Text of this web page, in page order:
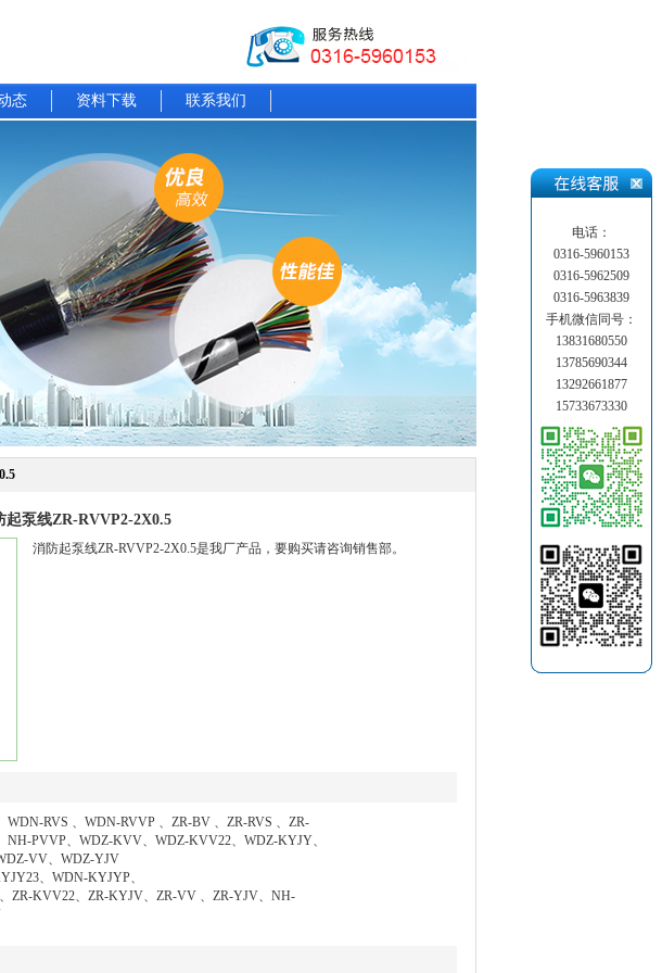
态 资料下载 联系我们
起泵线ZR-RVVP2-2X0.5
消防起泵线ZR-RVVP2-2X0.5是我厂产品，要购买请咨询销售部。
RVS 、WDN-RVVP 、ZR-BV 、ZR-RVS 、ZR-
PVVP、WDZ-KVV、WDZ-KVV22、WDZ-KYJY、
VV、WDZ-YJV
、WDN-KYJYP、
ZR-KVV22、ZR-KYJV、ZR-VV 、ZR-YJV、NH-
电话：
0316-5960153
0316-5962509
0316-5963839
手机微信同号：
13831680550
13785690344
13292661877
15733673330